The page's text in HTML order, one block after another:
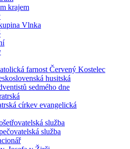
krajem
Vlnka
farnost Červený Kostelec
husitská
sedmého dne
církev evangelická
služba
služba